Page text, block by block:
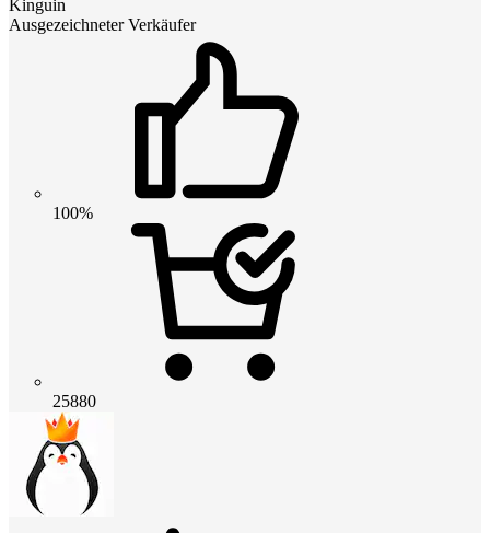
Kinguin
Ausgezeichneter Verkäufer
100%
25880